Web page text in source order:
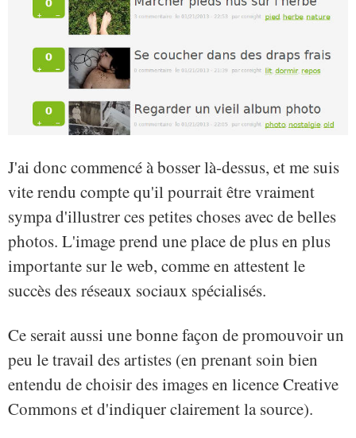
J'ai donc commencé à bosser là-dessus, et me suis
vite rendu compte qu'il pourrait être vraiment
sympa d'illustrer ces petites choses avec de belles
photos. L'image prend une place de plus en plus
importante sur le web, comme en attestent le
succès des réseaux sociaux spécialisés.
Ce serait aussi une bonne façon de promouvoir un
peu le travail des artistes (en prenant soin bien
entendu de choisir des images en licence Creative
Commons et d'indiquer clairement la source).